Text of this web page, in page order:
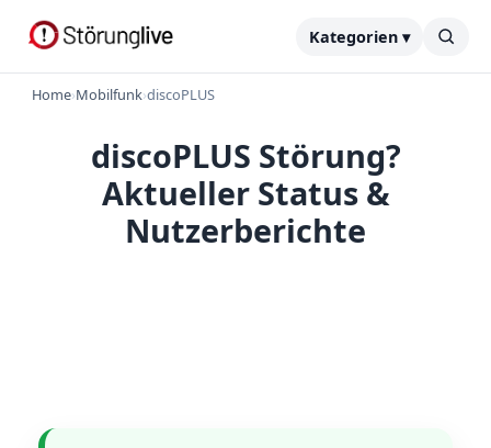
Kategorien ▾
Home›Mobilfunk›discoPLUS
discoPLUS Störung?
Aktueller Status &
Nutzerberichte